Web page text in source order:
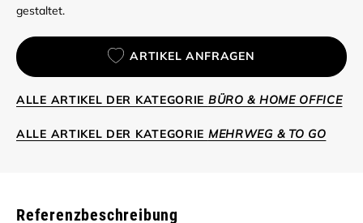
gestaltet.
ARTIKEL ANFRAGEN
ALLE ARTIKEL DER KATEGORIE BÜRO & HOME OFFICE
ALLE ARTIKEL DER KATEGORIE MEHRWEG & TO GO
Referenzbeschreibung